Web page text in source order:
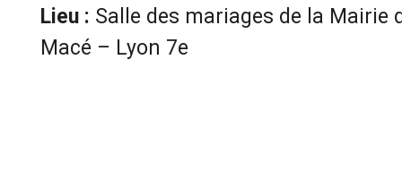
Lieu : Salle des mariages de la Mairie
Macé – Lyon 7e